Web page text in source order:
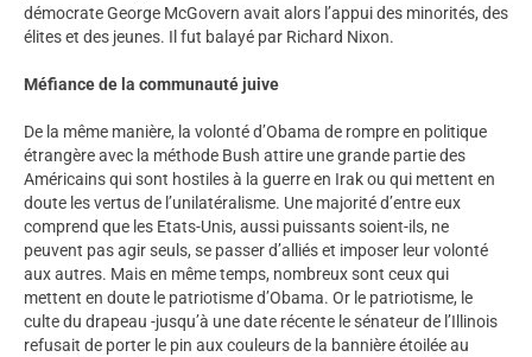
démocrate George McGovern avait alors l’appui des minorités, des
élites et des jeunes. Il fut balayé par Richard Nixon.
Méfiance de la communauté juive
De la même manière, la volonté d’Obama de rompre en politique
étrangère avec la méthode Bush attire une grande partie des
Américains qui sont hostiles à la guerre en Irak ou qui mettent en
doute les vertus de l’unilatéralisme. Une majorité d’entre eux
comprend que les Etats-Unis, aussi puissants soient-ils, ne
peuvent pas agir seuls, se passer d’alliés et imposer leur volonté
aux autres. Mais en même temps, nombreux sont ceux qui
mettent en doute le patriotisme d’Obama. Or le patriotisme, le
culte du drapeau -jusqu’à une date récente le sénateur de l’Illinois
refusait de porter le pin aux couleurs de la bannière étoilée au